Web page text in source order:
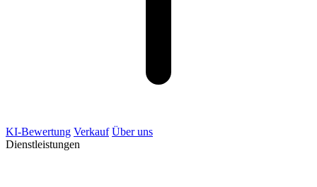
KI-Bewertung Verkauf Über uns
Dienstleistungen